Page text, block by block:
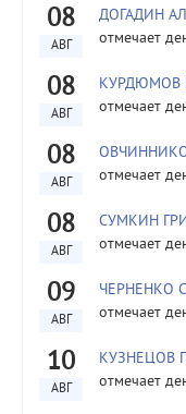
08
АВГ
ДОГАДИН
отмечает
08
АВГ
КУРДЮМОВ
отмечает
08
АВГ
отмечает
08
АВГ
СУМКИН
отмечает
09
АВГ
ЧЕРНЕНКО
отмечает
10
АВГ
КУЗНЕЦОВ
отмечает